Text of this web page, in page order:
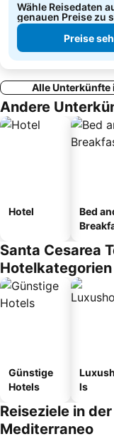
Wähle Reisedaten
genauen Preise zu
Preise
Alle Unterkünfte
Andere
Hotel
Bed
Santa Cesarea
Hotelkategorien
Günstige
Hotels
ls
Reiseziele in
Mediterraneo